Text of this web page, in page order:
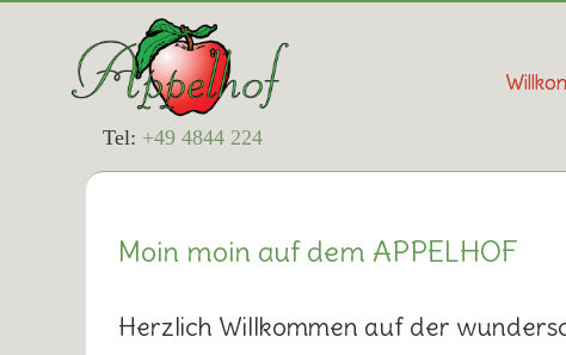
Tel: +49 4844 224
Moin moin auf dem APPELHOF
Herzlich Willkommen auf der